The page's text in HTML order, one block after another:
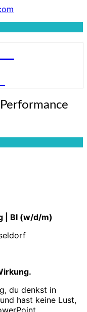
| BI (w/d/m)
du denkst in
hast keine Lust,